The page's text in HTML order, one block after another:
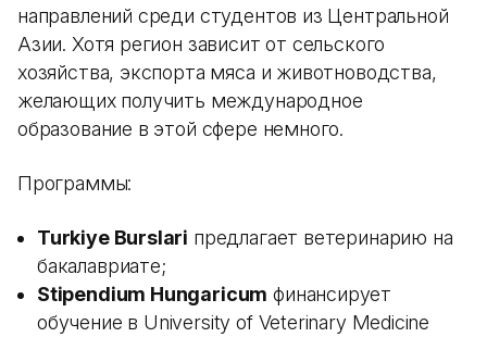
направлений среди студентов из Центральной
Азии. Хотя регион зависит от сельского
хозяйства, экспорта мяса и животноводства,
желающих получить международное
образование в этой сфере немного.
Программы:
Turkiye Burslari предлагает ветеринарию на
бакалавриате;
Stipendium Hungaricum финансирует
обучение в University of Veterinary Medicine